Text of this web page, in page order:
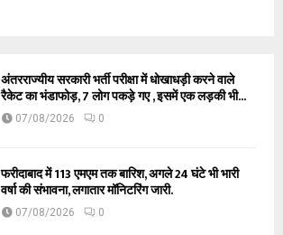
अंतरराज्यीय सरकारी भर्ती परीक्षा में धोखाधड़ी करने वाले
रैकेट का भंडाफोड़, 7 लोग पकड़े गए , इसमें एक लड़की भी...
07/08/2026 0
फरीदाबाद में 113 एमएम तक बारिश, अगले 24 घंटे भी भारी
वर्षा की संभावना, लगातार मॉनिटरिंग जारी.
07/08/2026 0